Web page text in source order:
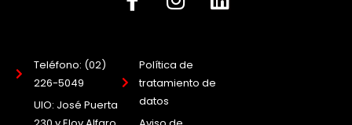
Teléfono: (02)
226-5049
UIO: José Puerta
Política de
tratamiento de
datos